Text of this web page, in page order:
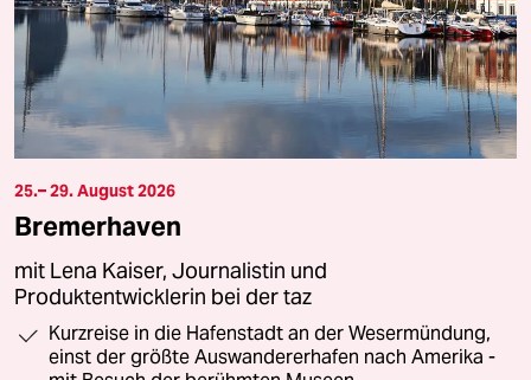
25.– 29. August 2026
Bremerhaven
mit Lena Kaiser, Journalistin und
Produktentwicklerin bei der taz
Kurzreise in die Hafenstadt an der Wesermündung,
einst der größte Auswandererhafen nach Amerika -